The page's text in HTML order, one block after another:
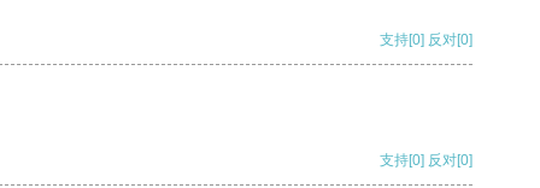
支持[0] 反对[0]
支持[0] 反对[0]